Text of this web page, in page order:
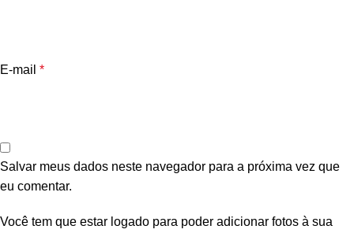
E-mail *
Salvar meus dados neste navegador para a próxima vez que
eu comentar.
Você tem que estar logado para poder adicionar fotos à sua